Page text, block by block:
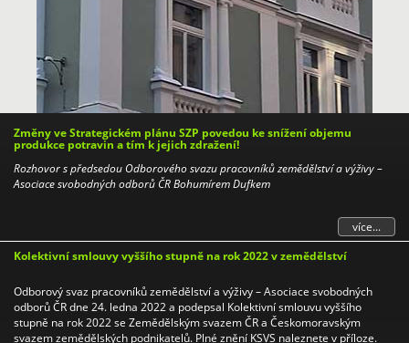
Změny ve Strategickém plánu SZP povedou ke snížení objemu
produkce potravin a tím k jejich zdražení!
Rozhovor s předsedou Odborového svazu pracovníků zemědělství a výživy –
Asociace svobodných odborů ČR Bohumírem Dufkem
více...
Kolektivní smlouvy vyššího stupně na rok 2022 v zemědělství
Odborový svaz pracovníků zemědělství a výživy – Asociace svobodných
odborů ČR dne 24. ledna 2022 a podepsal Kolektivní smlouvu vyššího
stupně na rok 2022 se Zemědělským svazem ČR a Českomoravským
svazem zemědělských podnikatelů. Plné znění KSVS naleznete v příloze.